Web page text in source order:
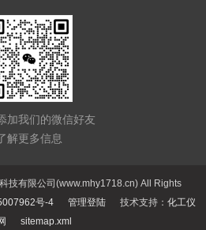
加我们的微信好友
解更多信息
技有限公司(www.mhy1718.cn) All Rights
号-4 管理登陆 技术支持： 化工仪
sitemap.xml